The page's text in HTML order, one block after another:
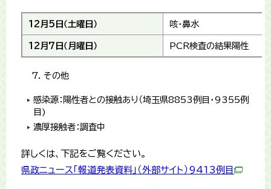
12月5日（土曜日） 咳・鼻水
12月7日（月曜日） PCR検査の結果陽性
その他
感染源：陽性者との接触あり（埼玉県8853例目・9355例
目)
濃厚接触者：調査中
詳しくは、下記をご覧ください。
県政ニュース「報道発表資料」（外部サイト）9413例目